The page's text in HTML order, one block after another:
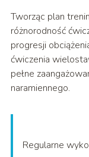
Tworząc plan
różnorodność
progresji
ćwiczenia
pełne
naramiennego.
Regularne